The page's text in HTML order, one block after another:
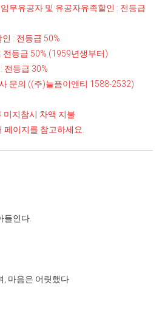
무유공자 및 유공자유족할인 : 전등급
: 전등급 50%
등급 50% (1959년생부터)
전등급 30%
문의 ((주)늘픔이엔티 1588-2532)
미지참시 차액 지불
이지를 참고하세요.
들인다.
, 마음은 어릿했다